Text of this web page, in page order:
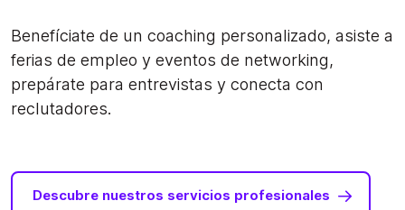
Benefíciate de un coaching personalizado, asiste a
ferias de empleo y eventos de networking,
prepárate para entrevistas y conecta con
reclutadores.
Descubre nuestros servicios profesionales